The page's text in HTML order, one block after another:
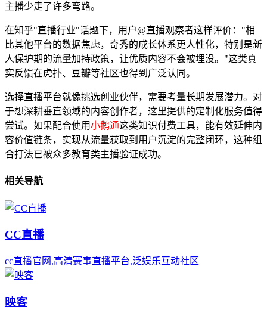
主播少走了许多弯路。
在知乎"直播行业"话题下，用户@直播观察者这样评价："相
比其他平台的数据焦虑，奇秀的成长体系更人性化，特别是新
人保护期的流量加持政策，让优质内容不会被埋没。"这类真
实反馈在虎扑、豆瓣等社区也得到广泛认同。
选择直播平台就像挑选创业伙伴，需要考量长期发展潜力。对
于想深耕垂直领域的内容创作者，这里提供的定制化服务值得
尝试。如果配合使用小鹅通这类知识付费工具，能有效延伸内
容价值链条，实现从流量获取到用户沉淀的完整闭环，这种组
合打法已被众多教育类主播验证成功。
相关导航
CC直播
cc直播官网,高清赛事直播平台,泛娱乐互动社区
映客